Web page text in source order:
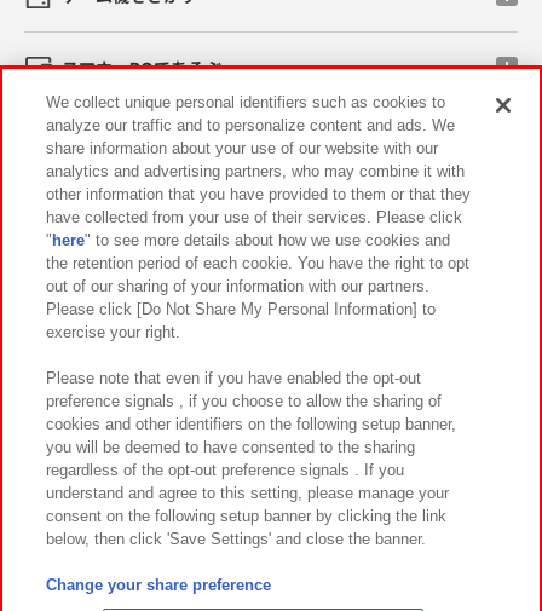
スマホ・PCであそぶ
イベント・キャンペーン
関連会社 サステナビリティ サイトポリシー
プライバシーポリシー ウェブアクセシビリティ方針と検証結果
お取引先さまとともに
カスタマーハラスメント対応方針 よくあるご質問・お問い合わせ
©Bandai Namco Amusement Inc.
©Bandai Namco Amusement Lab Inc.
We collect unique personal identifiers such as cookies to
analyze our traffic and to personalize content and ads. We
share information about your use of our website with our
analytics and advertising partners, who may combine it with
other information that you have provided to them or that they
have collected from your use of their services. Please click
" here" to see more details about how we use cookies and
the retention period of each cookie. You have the right to opt
out of our sharing of your information with our partners.
Please click [Do Not Share My Personal Information] to
exercise your right.
Please note that even if you have enabled the opt-out
preference signals , if you choose to allow the sharing of
cookies and other identifiers on the following setup banner,
you will be deemed to have consented to the sharing
regardless of the opt-out preference signals . If you
understand and agree to this setting, please manage your
consent on the following setup banner by clicking the link
below, then click 'Save Settings' and close the banner.
Change your share preference